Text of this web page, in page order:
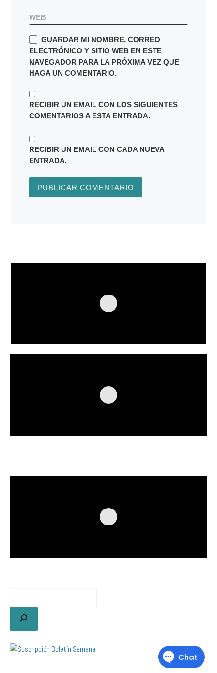
WEB
GUARDAR MI NOMBRE, CORREO
ELECTRÓNICO Y SITIO WEB EN ESTE
NAVEGADOR PARA LA PRÓXIMA VEZ QUE
HAGA UN COMENTARIO.
RECIBIR UN EMAIL CON LOS SIGUIENTES
COMENTARIOS A ESTA ENTRADA.
RECIBIR UN EMAIL CON CADA NUEVA
ENTRADA.